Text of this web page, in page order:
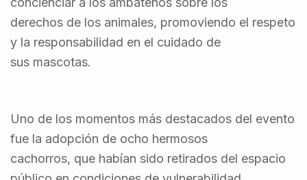
derechos de los animales, promoviendo el respeto
y la responsabilidad en el cuidado de
sus mascotas.
Uno de los momentos más destacados del evento
fue la adopción de ocho hermosos
cachorros, que habían sido retirados del espacio